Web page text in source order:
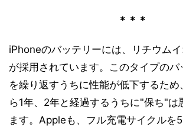
＊＊＊
iPhoneのバッテリーには、リチウム
が採用されています。このタイプの
を繰り返すうちに性能が低下するた
ら1年、2年と経過するうちに"保ち"は
ます。Appleも、フル充電サイクルを